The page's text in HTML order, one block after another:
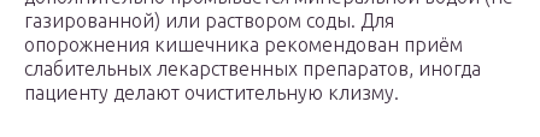
газированной) или раствором соды. Для
опорожнения кишечника рекомендован приём
слабительных лекарственных препаратов, иногда
пациенту делают очистительную клизму.